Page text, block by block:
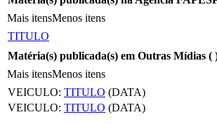
Mais itensMenos itens
TITULO
Matéria(s) publicada(s) em Outras Mídias (
Mais itensMenos itens
VEICULO: TITULO (DATA)
VEICULO: TITULO (DATA)